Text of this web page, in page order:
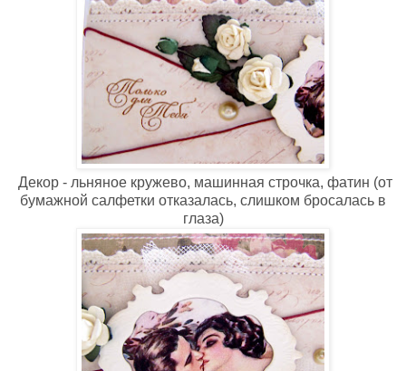
Декор - льняное кружево, машинная строчка, фатин (от
бумажной салфетки отказалась, слишком бросалась в
глаза)